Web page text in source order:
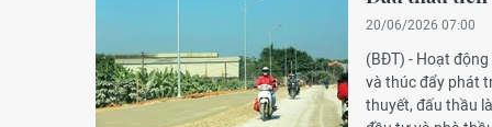
20/06/2026 07:00
(BĐT) - Hoạt
và thúc đẩy phát
thuyết, đấu thầu